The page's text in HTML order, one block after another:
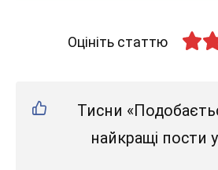
Оцініть статтю
Тисни
найкращі пости